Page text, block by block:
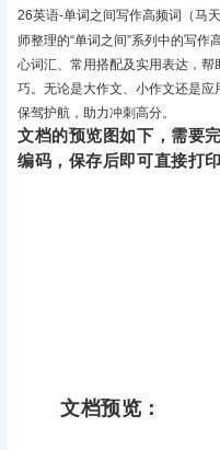
26英语-单词之间写作高频词（马
师整理的“单词之间”系列中的写
心词汇、常用搭配及实用表达，
巧。无论是大作文、小作文还是
保驾护航，助力冲刺高分‌。
文档的预览图如下，需要
编码，保存后即可直接打印
文档预览：